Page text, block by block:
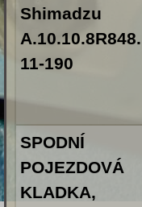
Shimadzu
A.10.10.8R848.
11-190
SPODNÍ
POJEZDOVÁ
KLADKA,